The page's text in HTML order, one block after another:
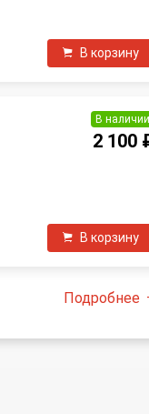
В корзину
В
2 100
В корзину
Подробнее